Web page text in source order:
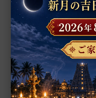
数珠
置物
シャーラグラーマ